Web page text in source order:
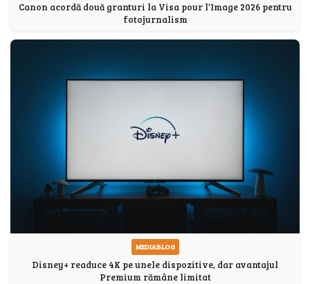
Canon acordă două granturi la Visa pour l’Image 2026 pentru
fotojurnalism
MEDIABLOG
Disney+ readuce 4K pe unele dispozitive, dar avantajul
Premium rămâne limitat